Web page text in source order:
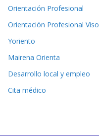
Orientación Profesional
Orientación Profesional Viso
Yoriento
Mairena Orienta
Desarrollo local y empleo
Cita médico